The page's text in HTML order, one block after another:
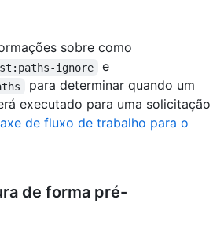
sobre como
ignore e
para determinar quando um
executado para uma solicitação
de fluxo de trabalho para o
de forma pré-